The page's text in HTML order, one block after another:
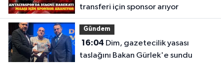
transferi için sponsor arıyor
Gündem
16:04
taslağını Bakan Gürlek'e sundu